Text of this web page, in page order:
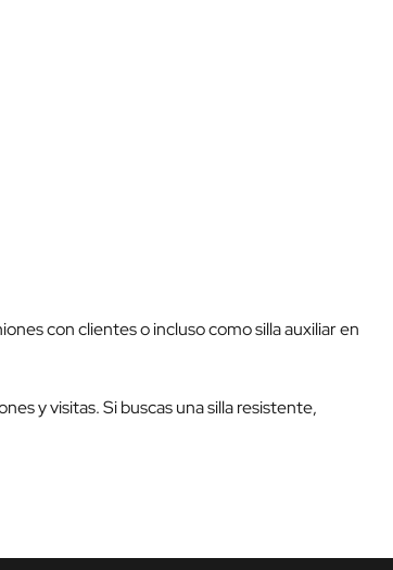
con clientes o incluso como silla auxiliar en
y visitas. Si buscas una silla resistente,